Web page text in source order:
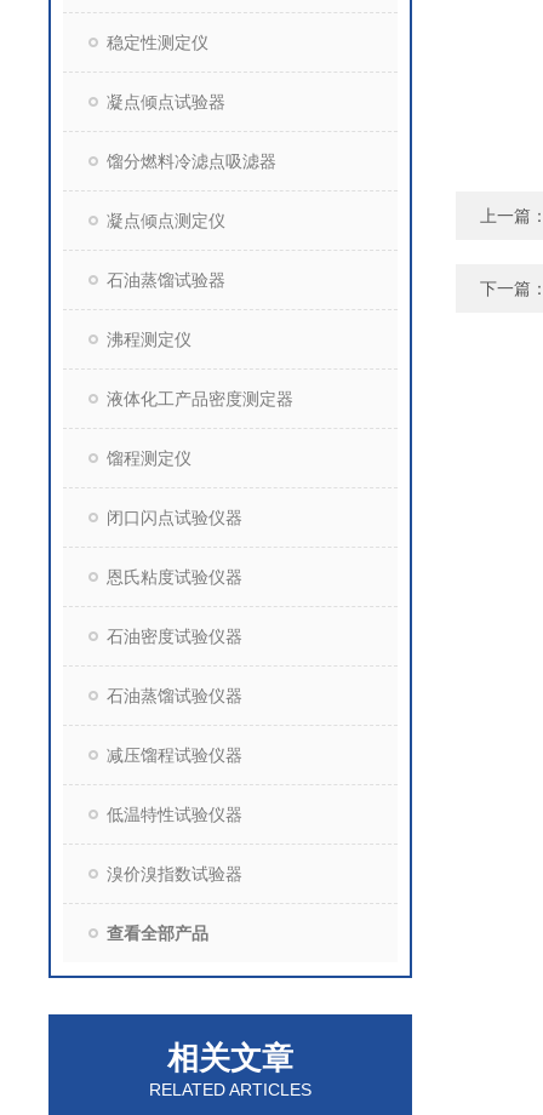
稳定性测定仪
凝点倾点试验器
馏分燃料冷滤点吸滤器
凝点倾点测定仪
石油蒸馏试验器
沸程测定仪
液体化工产品密度测定器
馏程测定仪
闭口闪点试验仪器
恩氏粘度试验仪器
石油密度试验仪器
石油蒸馏试验仪器
减压馏程试验仪器
低温特性试验仪器
溴价溴指数试验器
查看全部产品
相关文章
RELATED ARTICLES
上一篇
下一篇